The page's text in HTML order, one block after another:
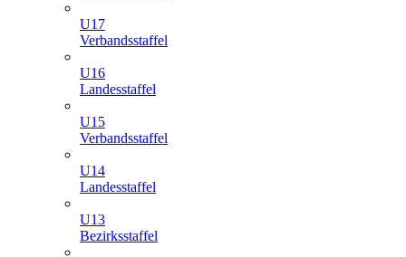
U17
Verbandsstaffel
U16
Landesstaffel
U15
Verbandsstaffel
U14
Landesstaffel
U13
Bezirksstaffel